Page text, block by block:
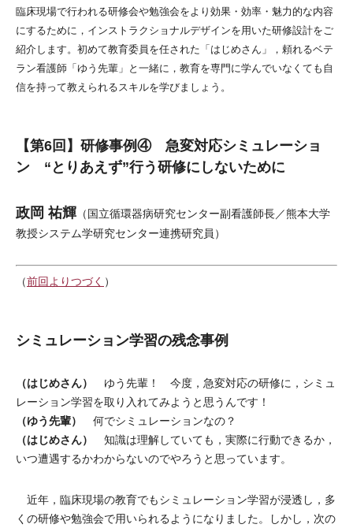
臨床現場で行われる研修会や勉強会をより効果・効率・魅力的な内容
にするために，インストラクショナルデザインを用いた研修設計をご
紹介します。初めて教育委員を任された「はじめさん」，頼れるベテ
ラン看護師「ゆう先輩」と一緒に，教育を専門に学んでいなくても自
信を持って教えられるスキルを学びましょう。
【第6回】研修事例④ 急変対応シミュレーショ
ン “とりあえず”行う研修にしないために
政岡 祐輝 （国立循環器病研究センター副看護師長／熊本大学
教授システム学研究センター連携研究員）
（前回よりつづく ）
シミュレーション学習の残念事例
（はじめさん）
ゆう先輩！ 今度，急変対応の研修に，シミュ
レーション学習を取り入れてみようと思うんです！
（ゆう先輩） 何でシミュレーションなの？
（はじめさん）
知識は理解していても，実際に行動できるか，
いつ遭遇するかわからないのでやろうと思っています。
近年，臨床現場の教育でもシミュレーション学習が浸透し，多
くの研修や勉強会で用いられるようになりました。しかし，次の